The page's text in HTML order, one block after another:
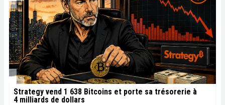
Strategy vend 1 638 Bitcoins et porte sa trésorerie à
4 milliards de dollars